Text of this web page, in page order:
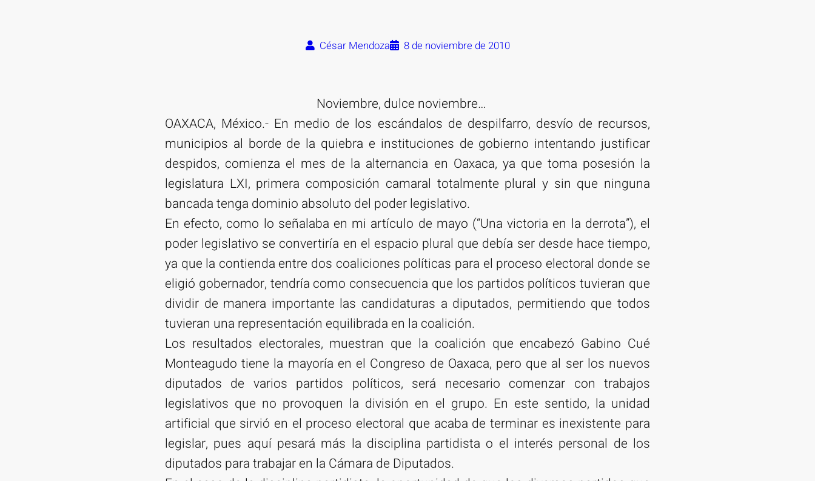
César Mendoza 8 de noviembre de 2010
Noviembre, dulce noviembre…
OAXACA, México.- En medio de los escándalos de despilfarro, desvío de recursos,
municipios al borde de la quiebra e instituciones de gobierno intentando justificar
despidos, comienza el mes de la alternancia en Oaxaca, ya que toma posesión la
legislatura LXI, primera composición camaral totalmente plural y sin que ninguna
bancada tenga dominio absoluto del poder legislativo.
En efecto, como lo señalaba en mi artículo de mayo (“Una victoria en la derrota”), el
poder legislativo se convertiría en el espacio plural que debía ser desde hace tiempo,
ya que la contienda entre dos coaliciones políticas para el proceso electoral donde se
eligió gobernador, tendría como consecuencia que los partidos políticos tuvieran que
dividir de manera importante las candidaturas a diputados, permitiendo que todos
tuvieran una representación equilibrada en la coalición.
Los resultados electorales, muestran que la coalición que encabezó Gabino Cué
Monteagudo tiene la mayoría en el Congreso de Oaxaca, pero que al ser los nuevos
diputados de varios partidos políticos, será necesario comenzar con trabajos
legislativos que no provoquen la división en el grupo. En este sentido, la unidad
artificial que sirvió en el proceso electoral que acaba de terminar es inexistente para
legislar, pues aquí pesará más la disciplina partidista o el interés personal de los
diputados para trabajar en la Cámara de Diputados.